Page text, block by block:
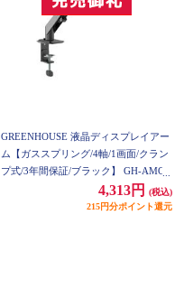
GREENHOUSE 液晶ディスプレイアー
ム【ガススプリング/4軸/1画面/クラン
プ式/3年間保証/ブラック】 GH-AMCS
4,313円
(税込)
215円分ポイント還元